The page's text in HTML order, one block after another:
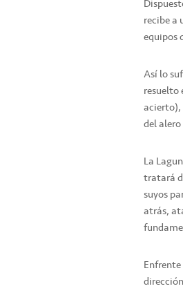
recibe a
equipos
Así lo
resuelto
acierto),
del
La
tratará
suyos
atrás,